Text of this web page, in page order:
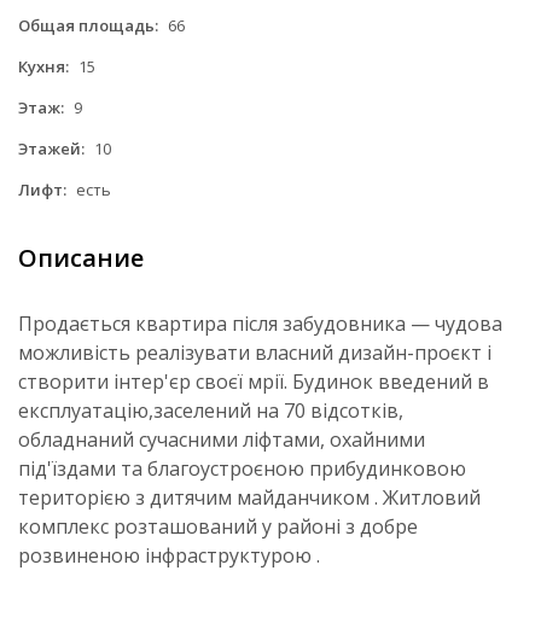
Общая площадь: 66
Кухня: 15
Этаж: 9
Этажей: 10
Лифт: есть
Описание
Продається квартира після забудовника — чудова
можливість реалізувати власний дизайн-проєкт і
створити інтер'єр своєї мрії. Будинок введений в
експлуатацію,заселений на 70 відсотків,
обладнаний сучасними ліфтами, охайними
під'їздами та благоустроєною прибудинковою
територією з дитячим майданчиком . Житловий
комплекс розташований у районі з добре
розвиненою інфраструктурою .